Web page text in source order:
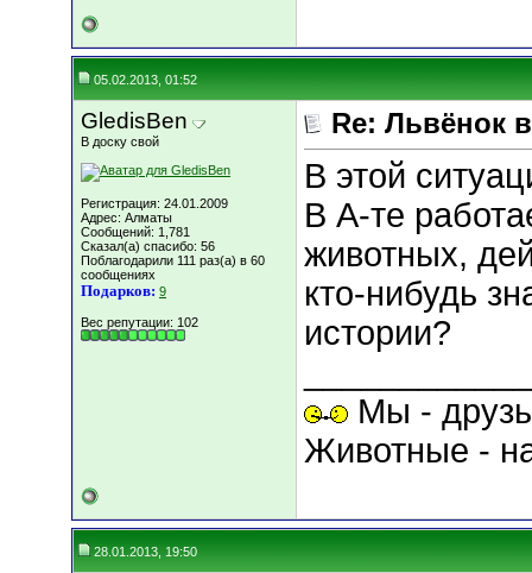
05.02.2013, 01:52
GledisBen
В доску свой
Регистрация: 24.01.2009
Адрес: Алматы
Сообщений: 1,781
Сказал(а) спасибо: 56
Поблагодарили 111 раз(а) в 60
сообщениях
Подарков: 9
Вес репутации: 102
Re: Львёнок
В этой
В А-те
животных,
кто-нибудь
истории?
Мы -
Животные -
28.01.2013, 19:50